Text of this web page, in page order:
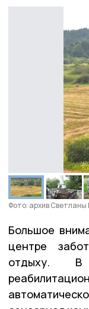
Фото: архив
Большое
центре
отдыху. В